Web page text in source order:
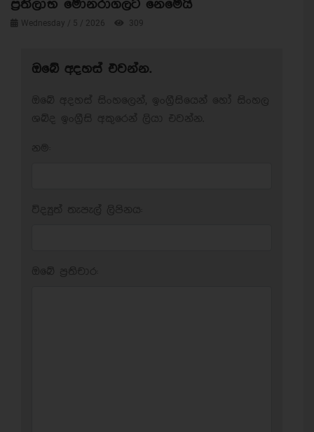
ප්‍රතිලාභ මොනරාගලට නෙමෙයි
Wednesday / 5 / 2026 309
ඔබේ අදහස් එවන්න.